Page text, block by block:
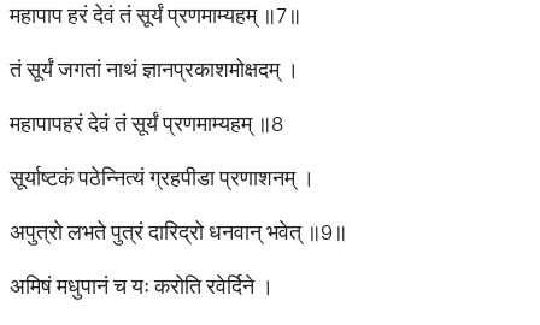
महापाप हरं देवं तं सूर्यं प्रणमाम्यहम् ॥7॥
तं सूर्यं जगतां नाथं ज्ञानप्रकाशमोक्षदम् ।
महापापहरं देवं तं सूर्यं प्रणमाम्यहम् ॥8
सूर्याष्टकं पठेन्नित्यं ग्रहपीडा प्रणाशनम् ।
अपुत्रो लभते पुत्रं दारिद्रो धनवान् भवेत् ॥9॥
अमिषं मधुपानं च यः करोति रवेर्दिने ।